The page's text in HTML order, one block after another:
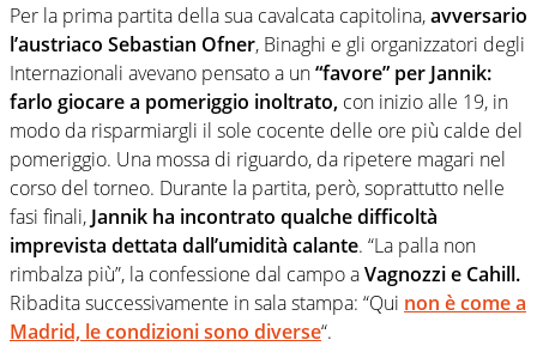
Per la prima partita della sua cavalcata capitolina,avversario
l’austriaco Sebastian Ofner, Binaghi e gli organizzatori degli
Internazionali avevano pensato a un“favore” per Jannik:
farlo giocare a pomeriggio inoltrato, con inizio alle 19, in
modo da risparmiargli il sole cocente delle ore più calde del
pomeriggio. Una mossa di riguardo, da ripetere magari nel
corso del torneo. Durante la partita, però, soprattutto nelle
fasi finali, Jannik ha incontrato qualche difficoltà
imprevista dettata dall’umidità calante. “La palla non
rimbalza più”, la confessione dal campo aVagnozzi e Cahill.
Ribadita successivamente in sala stampa: “Qui non è come a
Madrid, le condizioni sono diverse“.